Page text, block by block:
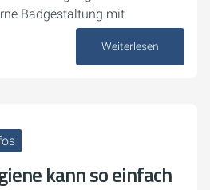
Badgestaltung mit
Weiterlesen
kann so einfach